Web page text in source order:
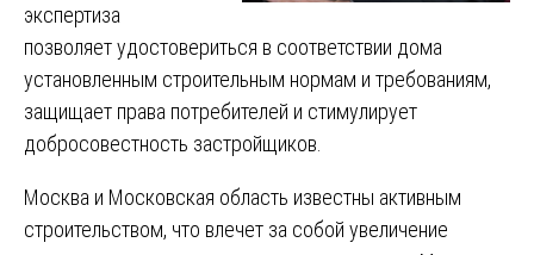
экспертиза
позволяет удостовериться в соответствии дома
установленным строительным нормам и требованиям,
защищает права потребителей и стимулирует
добросовестность застройщиков.
Москва и Московская область известны активным
строительством, что влечет за собой увеличение